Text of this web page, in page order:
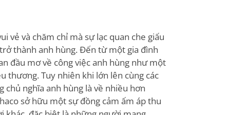
vẻ và chăm chỉ mà sự lạc quan che giấu
thành anh hùng. Đến từ một gia đình
đầu mơ về công việc anh hùng như một
thương. Tuy nhiên khi lớn lên cùng các
chủ nghĩa anh hùng là về nhiều hơn
sở hữu một sự đồng cảm ấm áp thu